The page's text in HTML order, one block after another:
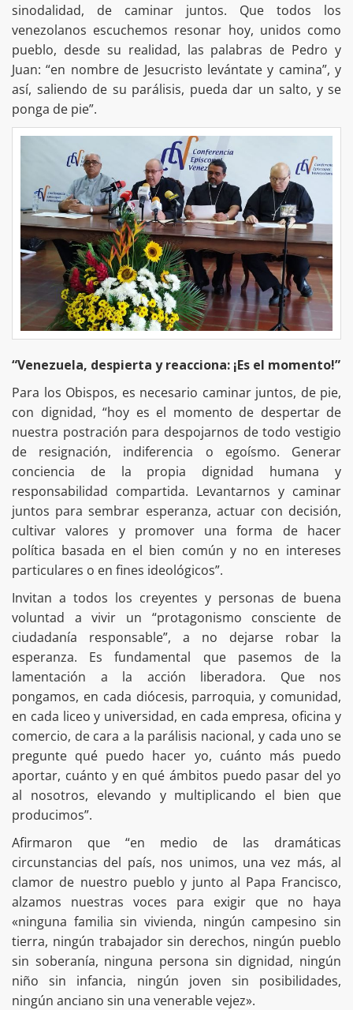
sinodalidad, de caminar juntos. Que todos los
venezolanos escuchemos resonar hoy, unidos como
pueblo, desde su realidad, las palabras de Pedro y
Juan: “en nombre de Jesucristo levántate y camina”, y
así, saliendo de su parálisis, pueda dar un salto, y se
ponga de pie”.
“Venezuela, despierta y reacciona: ¡Es el momento!”
Para los Obispos, es necesario caminar juntos, de pie,
con dignidad, “hoy es el momento de despertar de
nuestra postración para despojarnos de todo vestigio
de resignación, indiferencia o egoísmo. Generar
conciencia de la propia dignidad humana y
responsabilidad compartida. Levantarnos y caminar
juntos para sembrar esperanza, actuar con decisión,
cultivar valores y promover una forma de hacer
política basada en el bien común y no en intereses
particulares o en fines ideológicos”.
Invitan a todos los creyentes y personas de buena
voluntad a vivir un “protagonismo consciente de
ciudadanía responsable”, a no dejarse robar la
esperanza. Es fundamental que pasemos de la
lamentación a la acción liberadora. Que nos
pongamos, en cada diócesis, parroquia, y comunidad,
en cada liceo y universidad, en cada empresa, oficina y
comercio, de cara a la parálisis nacional, y cada uno se
pregunte qué puedo hacer yo, cuánto más puedo
aportar, cuánto y en qué ámbitos puedo pasar del yo
al nosotros, elevando y multiplicando el bien que
producimos”.
Afirmaron que “en medio de las dramáticas
circunstancias del país, nos unimos, una vez más, al
clamor de nuestro pueblo y junto al Papa Francisco,
alzamos nuestras voces para exigir que no haya
«ninguna familia sin vivienda, ningún campesino sin
tierra, ningún trabajador sin derechos, ningún pueblo
sin soberanía, ninguna persona sin dignidad, ningún
niño sin infancia, ningún joven sin posibilidades,
ningún anciano sin una venerable vejez».